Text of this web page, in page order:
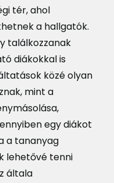
tér, ahol
a hallgatók.
találkozzanak
diákokkal is
közé olyan
mint a
egy diákot
a tananyag
lehetővé tenni
általa